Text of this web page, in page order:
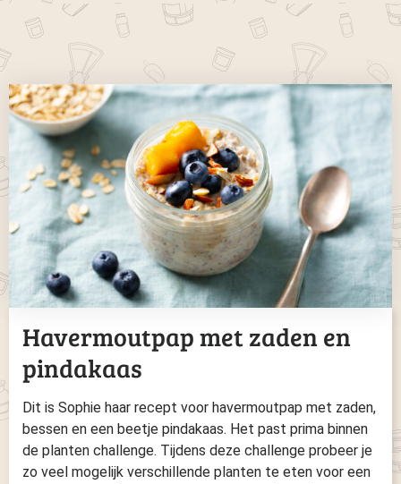
Havermoutpap met zaden en
pindakaas
Dit is Sophie haar recept voor havermoutpap met zaden,
bessen en een beetje pindakaas. Het past prima binnen
de planten challenge. Tijdens deze challenge probeer je
zo veel mogelijk verschillende planten te eten voor een